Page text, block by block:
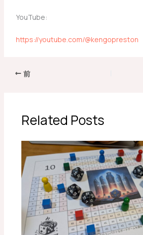
YouTube:
https://youtube.com/@kengopreston
前
Related Posts